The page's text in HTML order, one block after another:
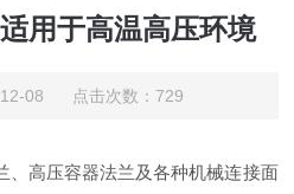
用于高温高压环境
12-08 点击次数：729
、高压容器法兰及各种机械连接面